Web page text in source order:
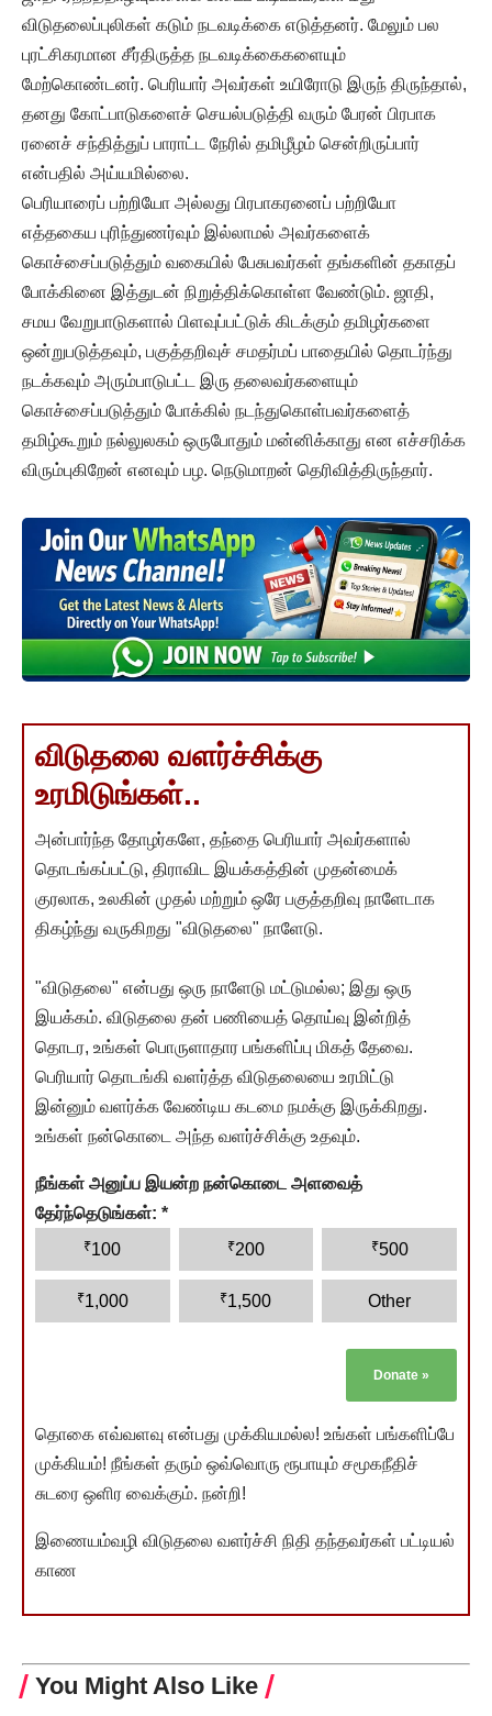
விடுதலைப்புலிகள் கடும் நடவடிக்கை எடுத்தனர். மேலும் பல
புரட்சிகரமான சீர்திருத்த நடவடிக்கைகளையும்
மேற்கொண்டனர். பெரியார் அவர்கள் உயிரோடு இருந் திருந்தால்,
தனது கோட்பாடுகளைச் செயல்படுத்தி வரும் பேரன் பிரபாக
ரனைச் சந்தித்துப் பாராட்ட நேரில் தமிழீழம் சென்றிருப்பார்
என்பதில் அய்யமில்லை.
பெரியாரைப் பற்றியோ அல்லது பிரபாகரனைப் பற்றியோ
எத்தகைய புரிந்துணர்வும் இல்லாமல் அவர்களைக்
கொச்சைப்படுத்தும் வகையில் பேசுபவர்கள் தங்களின் தகாதப்
போக்கினை இத்துடன் நிறுத்திக்கொள்ள வேண்டும். ஜாதி,
சமய வேறுபாடுகளால் பிளவுப்பட்டுக் கிடக்கும் தமிழர்களை
ஒன்றுபடுத்தவும், பகுத்தறிவுச் சமதர்மப் பாதையில் தொடர்ந்து
நடக்கவும் அரும்பாடுபட்ட இரு தலைவர்களையும்
கொச்சைப்படுத்தும் போக்கில் நடந்துகொள்பவர்களைத்
தமிழ்கூறும் நல்லுலகம் ஒருபோதும் மன்னிக்காது என எச்சரிக்க
விரும்புகிறேன் எனவும் பழ. நெடுமாறன் தெரிவித்திருந்தார்.
விடுதலை வளர்ச்சிக்கு
உரமிடுங்கள்..
அன்பார்ந்த தோழர்களே, தந்தை பெரியார் அவர்களால்
தொடங்கப்பட்டு, திராவிட இயக்கத்தின் முதன்மைக்
குரலாக, உலகின் முதல் மற்றும் ஒரே பகுத்தறிவு நாளேடாக
திகழ்ந்து வருகிறது "விடுதலை" நாளேடு.
"விடுதலை" என்பது ஒரு நாளேடு மட்டுமல்ல; இது ஒரு
இயக்கம். விடுதலை தன் பணியைத் தொய்வு இன்றித்
தொடர, உங்கள் பொருளாதார பங்களிப்பு மிகத் தேவை.
பெரியார் தொடங்கி வளர்த்த விடுதலையை உரமிட்டு
இன்னும் வளர்க்க வேண்டிய கடமை நமக்கு இருக்கிறது.
உங்கள் நன்கொடை அந்த வளர்ச்சிக்கு உதவும்.
நீங்கள் அனுப்ப இயன்ற நன்கொடை அளவைத்
தேர்ந்தெடுங்கள்: *
₹100 ₹200 ₹500
₹1,000 ₹1,500 Other
Donate »
தொகை எவ்வளவு என்பது முக்கியமல்ல! உங்கள் பங்களிப்பே
முக்கியம்! நீங்கள் தரும் ஒவ்வொரு ரூபாயும் சமூகநீதிச்
சுடரை ஒளிர வைக்கும். நன்றி!
இணையம்வழி விடுதலை வளர்ச்சி நிதி தந்தவர்கள் பட்டியல்
காண
You Might Also Like